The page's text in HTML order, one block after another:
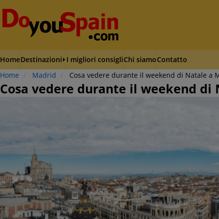
HomeDestinazioni I migliori consigliChi siamoContatto
Home Madrid Cosa vedere durante il weekend di Natale a
Cosa vedere durante il weekend di